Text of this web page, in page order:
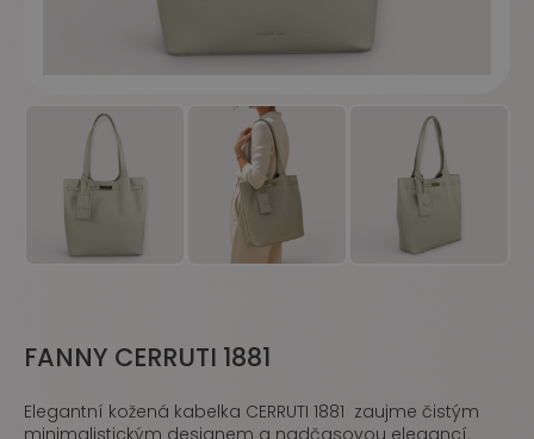
FANNY CERRUTI 1881
Elegantní kožená kabelka CERRUTI 1881 zaujme čistým